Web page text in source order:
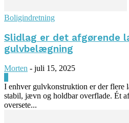
Boligindretning
Slidlag er det afgørende
gulvbelægning
Morten - juli 15, 2025
I enhver gulvkonstruktion er der flere
stabil, jævn og holdbar overflade. Ét
oversete...